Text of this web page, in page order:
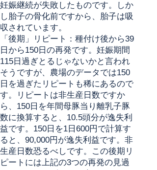
妊娠継続が失敗したものです。しか
し胎子の骨化前ですから、胎子は吸
収されています。
「後期」リピート：種付け後から39
日から150日の再発です。妊娠期間
115日過ぎとるじゃないかと言われ
そうですが、農場のデータでは150
日を過ぎたリピートも稀にあるので
す。リピートは非生産日数ですか
ら、150日を年間母豚当り離乳子豚
数に換算すると、10.5頭分が逸失利
益です。150日を1日600円で計算す
ると、90,000円が逸失利益です。非
生産日数恐るべしです。この後期リ
ピートには上記の3つの再発の見過